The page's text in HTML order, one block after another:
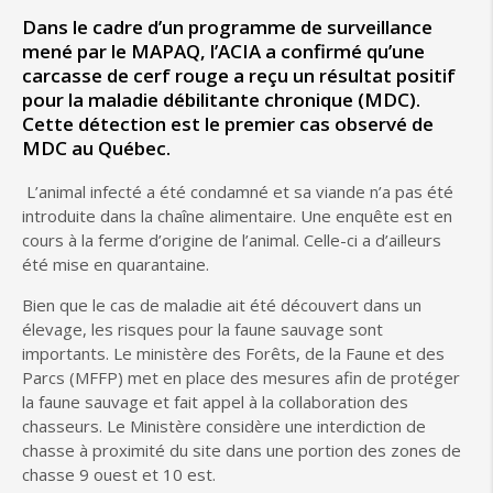
Dans le cadre d’un programme de surveillance
mené par le MAPAQ, l’ACIA a confirmé qu’une
carcasse de cerf rouge a reçu un résultat positif
pour la maladie débilitante chronique (MDC).
Cette détection est le premier cas observé de
MDC au Québec.
L’animal infecté a été condamné et sa viande n’a pas été
introduite dans la chaîne alimentaire. Une enquête est en
cours à la ferme d’origine de l’animal. Celle-ci a d’ailleurs
été mise en quarantaine.
Bien que le cas de maladie ait été découvert dans un
élevage, les risques pour la faune sauvage sont
importants. Le ministère des Forêts, de la Faune et des
Parcs (MFFP) met en place des mesures afin de protéger
la faune sauvage et fait appel à la collaboration des
chasseurs. Le Ministère considère une interdiction de
chasse à proximité du site dans une portion des zones de
chasse 9 ouest et 10 est.